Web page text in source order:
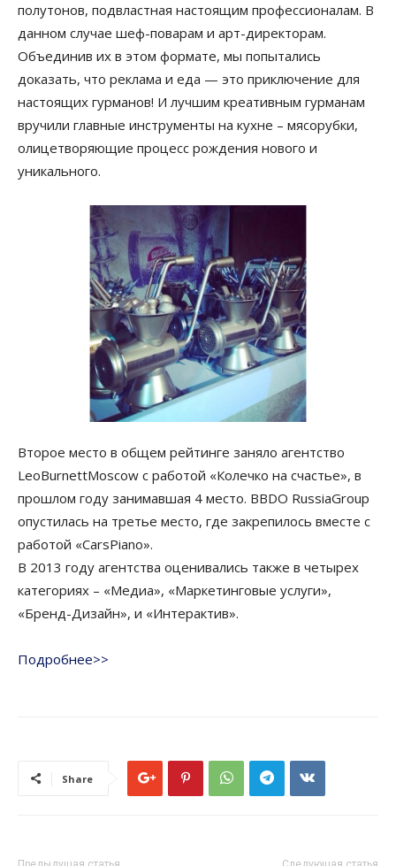
полутонов, подвластная настоящим профессионалам. В
данном случае шеф-поварам и арт-директорам.
Объединив их в этом формате, мы попытались
доказать, что реклама и еда — это приключение для
настоящих гурманов! И лучшим креативным гурманам
вручили главные инструменты на кухне – мясорубки,
олицетворяющие процесс рождения нового и
уникального.
Второе место в общем рейтинге заняло агентство
LeoBurnettMoscow c работой «Колечко на счастье», в
прошлом году занимавшая 4 место. BBDO RussiaGroup
опустилась на третье место, где закрепилось вместе с
работой «CarsPiano».
В 2013 году агентства оценивались также в четырех
категориях – «Медиа», «Маркетинговые услуги»,
«Бренд-Дизайн», и «Интерактив».
Подробнее>>
Share